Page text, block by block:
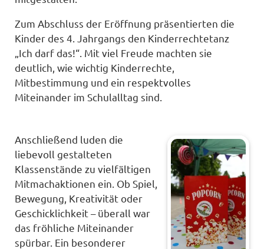
Zum Abschluss der Eröffnung präsentierten die
Kinder des 4. Jahrgangs den Kinderrechtetanz
„Ich darf das!“. Mit viel Freude machten sie
deutlich, wie wichtig Kinderrechte,
Mitbestimmung und ein respektvolles
Miteinander im Schulalltag sind.
Anschließend luden die
liebevoll gestalteten
Klassenstände zu vielfältigen
Mitmachaktionen ein. Ob Spiel,
Bewegung, Kreativität oder
Geschicklichkeit – überall war
das fröhliche Miteinander
spürbar. Ein besonderer